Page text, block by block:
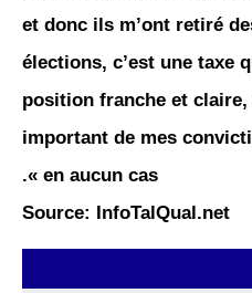
et donc ils m’ont retiré
élections, c’est une taxe
position franche et
important de mes
en aucun cas ».
Source: InfoTalQual.net